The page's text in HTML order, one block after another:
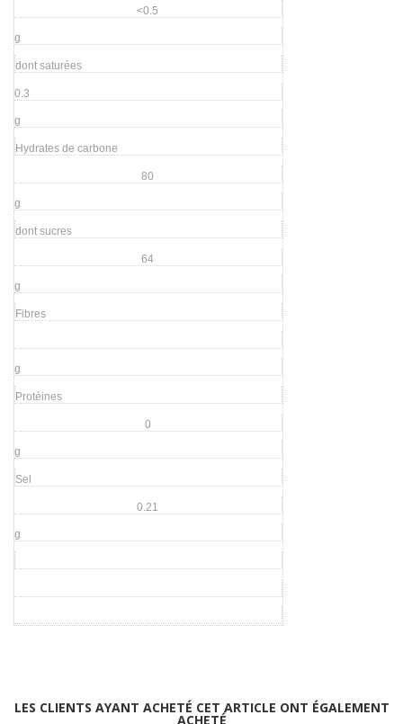
<0.5
g
dont saturées
0.3
g
Hydrates de carbone
80
g
dont sucres
64
g
Fibres
g
Protéines
0
g
Sel
0.21
g
LES CLIENTS AYANT ACHETÉ CET ARTICLE ONT ÉGALEMENT
ACHETÉ